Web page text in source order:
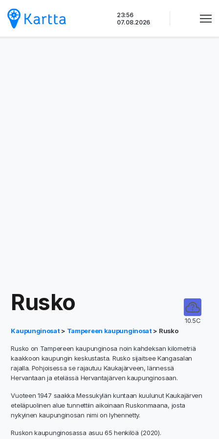
sisältöön
23:56
07.08.2026
Rusko
10.5C
Kaupunginosat > Tampereen kaupunginosat > Rusko
Rusko on Tampereen kaupunginosa noin kahdeksan kilometriä
kaakkoon kaupungin keskustasta. Rusko sijaitsee Kangasalan
rajalla. Pohjoisessa se rajautuu Kaukajärveen, lännessä
Hervantaan ja etelässä Hervantajärven kaupunginosaan.
Vuoteen 1947 saakka Messukylän kuntaan kuulunut Kaukajärven
eteläpuolinen alue tunnettiin aikoinaan Ruskonmaana, josta
nykyinen kaupunginosan nimi on lyhennetty.
Ruskon kaupunginosassa asuu 65 henkilöä (2020).